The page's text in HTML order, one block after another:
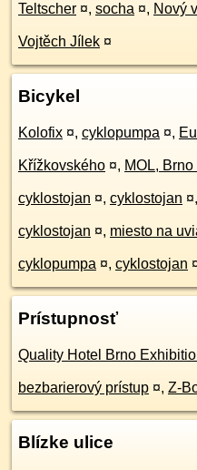
Teltscher ¤, socha ¤, Nový
Vojtěch Jílek ¤
Bicykel
Kolofix ¤, cyklopumpa ¤,
Křížkovského ¤, MOL,
cyklostojan ¤, cyklostojan ¤,
cyklostojan ¤, miesto na
cyklopumpa ¤, cyklostojan
Prístupnosť
Quality Hotel Brno
bezbarierový prístup ¤, Z-
Blízke ulice